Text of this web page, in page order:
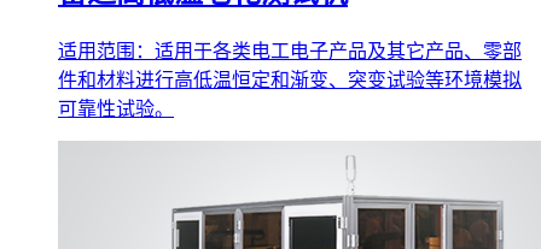
适用范围：适用于各类电工电子产品及其它产品、零部
件和材料进行高低温恒定和渐变、突变试验等环境模拟
可靠性试验。